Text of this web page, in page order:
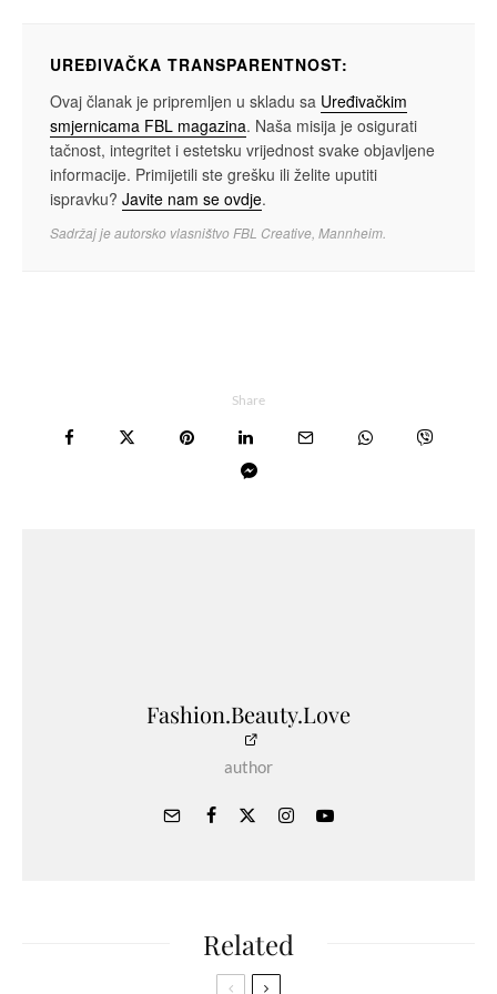
UREĐIVAČKA TRANSPARENTNOST:
Ovaj članak je pripremljen u skladu sa Uređivačkim
smjernicama FBL magazina. Naša misija je osigurati
tačnost, integritet i estetsku vrijednost svake objavljene
informacije. Primijetili ste grešku ili želite uputiti
ispravku? Javite nam se ovdje.
Sadržaj je autorsko vlasništvo FBL Creative, Mannheim.
Share
Fashion.Beauty.Love
author
Related